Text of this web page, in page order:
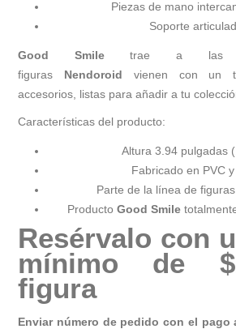
Piezas de mano
Soporte
Good Smiletrae a las
figuras Nendoroid vienen con un
accesorios, listas para añadir a tu
Características del producto:
Altura 3.94 pulgadas
Fabricado en PVC y
Parte de la línea de figuras
Producto Good Smile
Resérvalo con
mínimo de
figura
Enviar número de pedido con el pago